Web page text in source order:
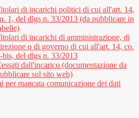
di incarichi politici di cui all'art. 14,
1, del dlgs n. 33/2013 (da pubblicare in
di incarichi di amministrazione, di
o di governo di cui all'art. 14, co.
bis, del dlgs n. 33/2013
dall'incarico (documentazione da
sul sito web)
per mancata comunicazione dei dati